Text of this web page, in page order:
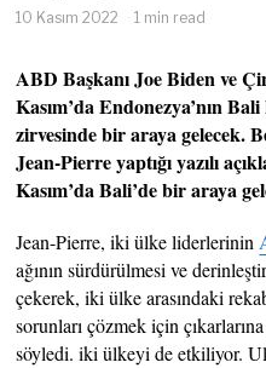
10 Kasım 2022 1 min read
ABD Başkanı Joe Biden ve
Kasım’da Endonezya’nın
zirvesinde bir araya gelecek.
Jean-Pierre yaptığı yazılı
Kasım’da Bali’de bir araya
Jean-Pierre, iki ülke liderlerinin
ağının sürdürülmesi ve
çekerek, iki ülke arasındaki
sorunları çözmek için
söyledi. iki ülkeyi de etkiliyor.